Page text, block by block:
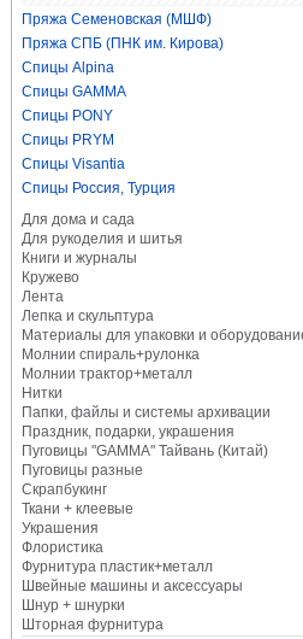
Пряжа Семеновская (МШФ)
Пряжа СПБ (ПНК им. Кирова)
Спицы Alpina
Спицы GAMMA
Спицы PONY
Спицы PRYM
Спицы Visantia
Спицы Россия, Турция
Для дома и сада
Для рукоделия и шитья
Книги и журналы
Кружево
Лента
Лепка и скульптура
Материалы для упаковки и
Молнии спираль+рулонка
Молнии трактор+металл
Нитки
Папки, файлы и системы архивации
Праздник, подарки, украшения
Пуговицы "GAMMA" Тайвань (Китай)
Пуговицы разные
Скрапбукинг
Ткани + клеевые
Украшения
Флористика
Фурнитура пластик+металл
Швейные машины и аксессуары
Шнур + шнурки
Шторная фурнитура